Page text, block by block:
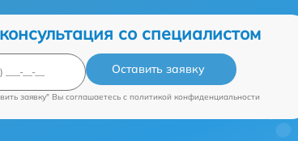
со специалистом
Оставить заявку
заявку" Вы соглашаетесь c политикой конфиденциальности